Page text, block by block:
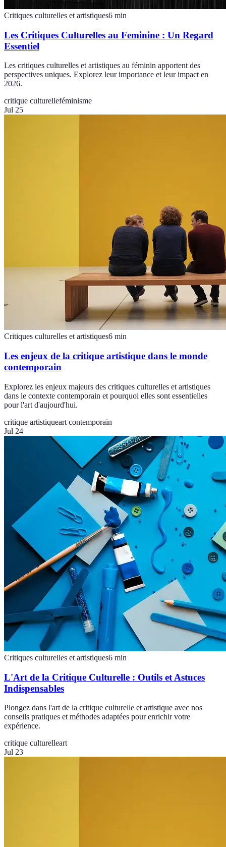
Critiques culturelles et artistiques6 min
Les Critiques Culturelles au Feminine : Un Regard
Essentiel
Les critiques culturelles et artistiques au féminin apportent des
perspectives uniques. Explorez leur importance et leur impact en
2026.
critique culturelleféminisme
Jul 25
Critiques culturelles et artistiques6 min
Les enjeux de la critique artistique dans le monde
contemporain
Explorez les enjeux majeurs des critiques culturelles et artistiques
dans le contexte contemporain et pourquoi elles sont essentielles
pour l'art d'aujourd'hui.
critique artistiqueart contemporain
Jul 24
Critiques culturelles et artistiques6 min
L'Art de la Critique Culturelle : Outils et Astuces
Indispensables
Plongez dans l'art de la critique culturelle et artistique avec nos
conseils pratiques et méthodes adaptées pour enrichir votre
expérience.
critique culturelleart
Jul 23